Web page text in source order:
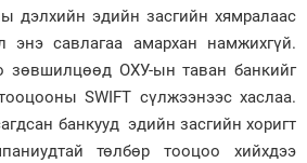
дэлхийн эдийн засгийн хямралаас
энэ савлагаа амархан намжихгүй.
зөвшилцөөд ОХУ-ын таван банкийг
SWIFT сүлжээнээс хаслаа.
банкууд эдийн засгийн хоригт
төлбөр тооцоо хийхдээ